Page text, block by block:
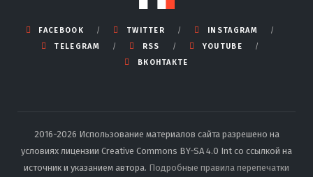
FACEBOOK TWITTER
INSTAGRAM
TELEGRAM
RSS
YOUTUBE
ВКОНТАКТЕ
2016-2026 Использование материалов сайта разрешено на
условиях лицензии Creative Commons BY-SA 4.0 Int со ссылкой на
источник и указанием автора. Подробные правила перепечатки